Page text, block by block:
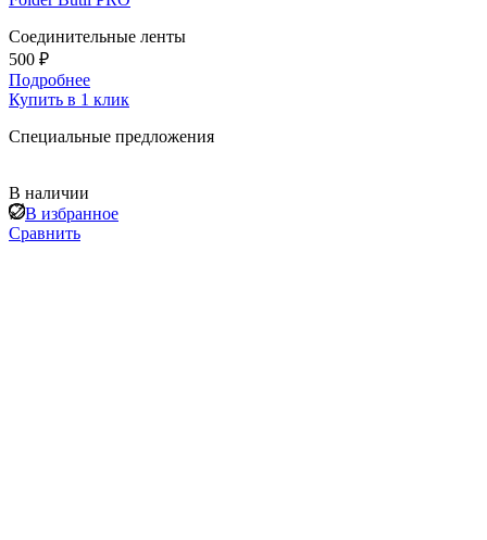
Соединительные ленты
500 ₽
Подробнее
Купить в 1 клик
Специальные предложения
В наличии
В избранное
Сравнить